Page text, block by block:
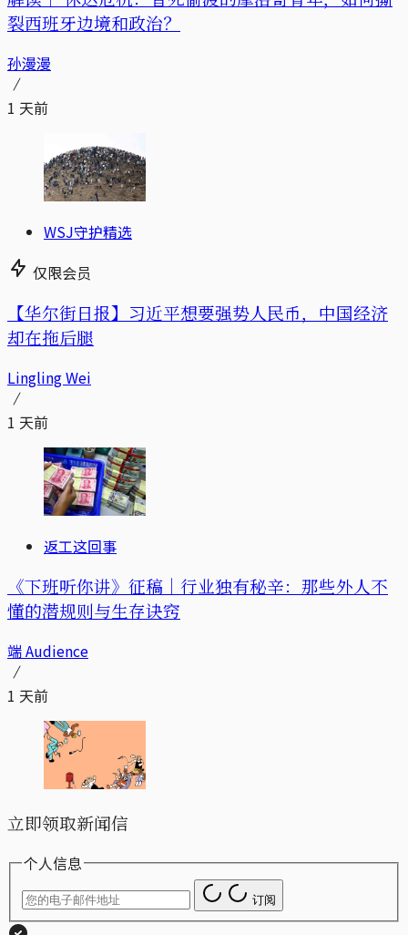
裂西班牙边境和政治？
孙漫漫
1 天前
WSJ守护精选
仅限会员
【华尔街日报】习近平想要强势人民币，中国经济
却在拖后腿
Lingling Wei
1 天前
返工这回事
《下班听你讲》征稿｜行业独有秘辛：那些外人不
懂的潜规则与生存诀窍
端 Audience
1 天前
立即领取新闻信
个人信息
订阅